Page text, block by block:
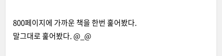
800페이지에 가까운 책을 한번 훑어봤다.
말그대로 훑어봤다. @_@